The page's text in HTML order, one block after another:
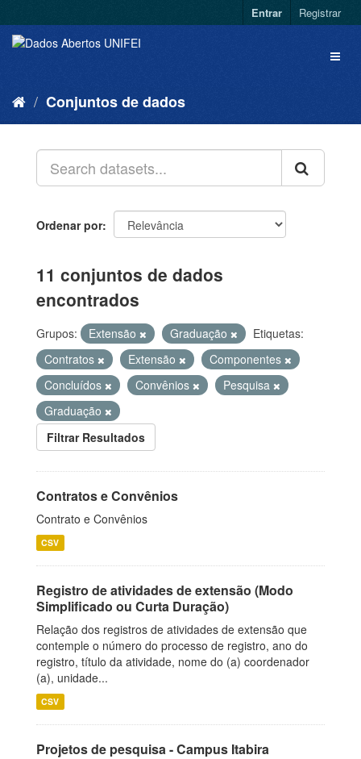
Entrar Registrar
Conjuntos de dados
Ordenar por
11 conjuntos de dados
encontrados
Grupos: Extensão Graduação
Etiquetas:
Contratos
Extensão
Componentes
Concluídos
Convênios
Pesquisa
Graduação
Filtrar Resultados
Contratos e Convênios
Contrato e Convênios
CSV
Registro de atividades de extensão (Modo
Simplificado ou Curta Duração)
Relação dos registros de atividades de extensão que
contemple o número do processo de registro, ano do
registro, título da atividade, nome do (a) coordenador
(a), unidade...
CSV
Projetos de pesquisa - Campus Itabira